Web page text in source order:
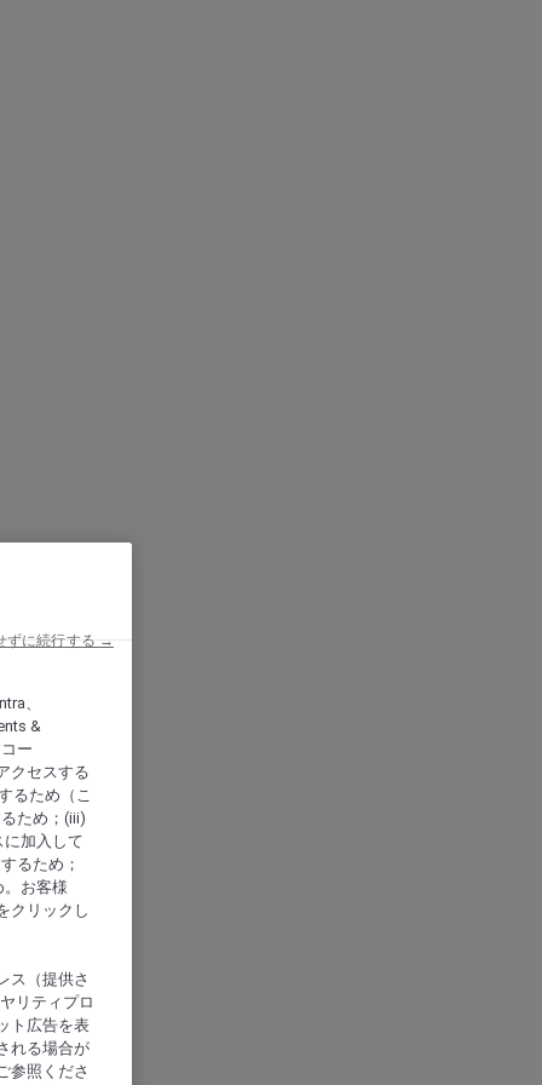
、
&
ー
クセスする
るため（こ
ため；(iii)
加入して
るため；
お客様
クリックし
ス（提供さ
リティプロ
ト広告を表
れる場合が
参照くださ
ずに続行する →